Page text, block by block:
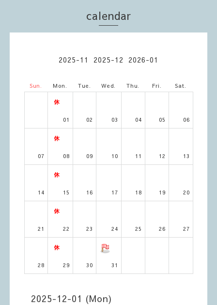
calendar
2025-11 2025-12 2026-01
Sun. Mon. Tue. Wed. Thu. Fri. Sat.
01 02 03 04 05 06
07 08 09 10 11 12 13
14 15 16 17 18 19 20
21 22 23 24 25 26 27
28 29 30 31
2025-12-01 (Mon)